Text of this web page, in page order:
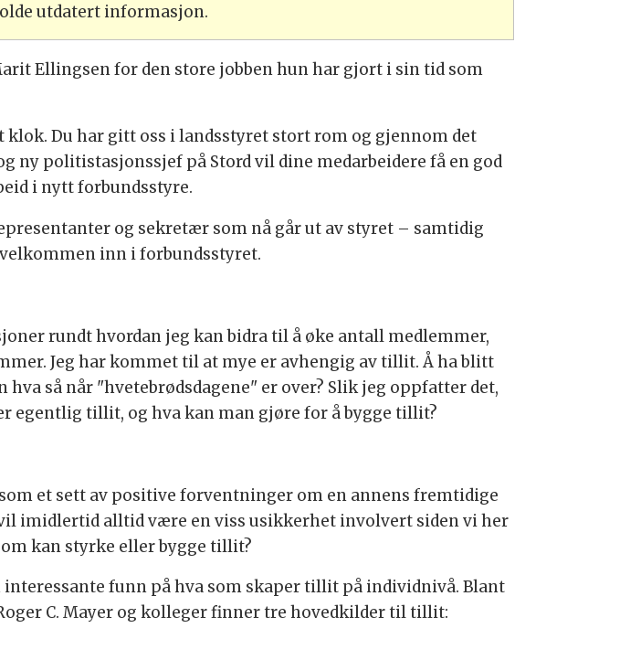
utdatert informasjon.
Ellingsen for den store jobben hun har gjort i sin tid som
Du har gitt oss i landsstyret stort rom og gjennom det
ny politistasjonssjef på Stord vil dine medarbeidere få en god
i nytt forbundsstyre.
og sekretær som nå går ut av styret – samtidig
inn i forbundsstyret.
rundt hvordan jeg kan bidra til å øke antall medlemmer,
Jeg har kommet til at mye er avhengig av tillit. Å ha blitt
så når "hvetebrødsdagene" er over? Slik jeg oppfatter det,
egentlig tillit, og hva kan man gjøre for å bygge tillit?
et sett av positive forventninger om en annens fremtidige
imidlertid alltid være en viss usikkerhet involvert siden vi her
kan styrke eller bygge tillit?
funn på hva som skaper tillit på individnivå. Blant
C. Mayer og kolleger finner tre hovedkilder til tillit: